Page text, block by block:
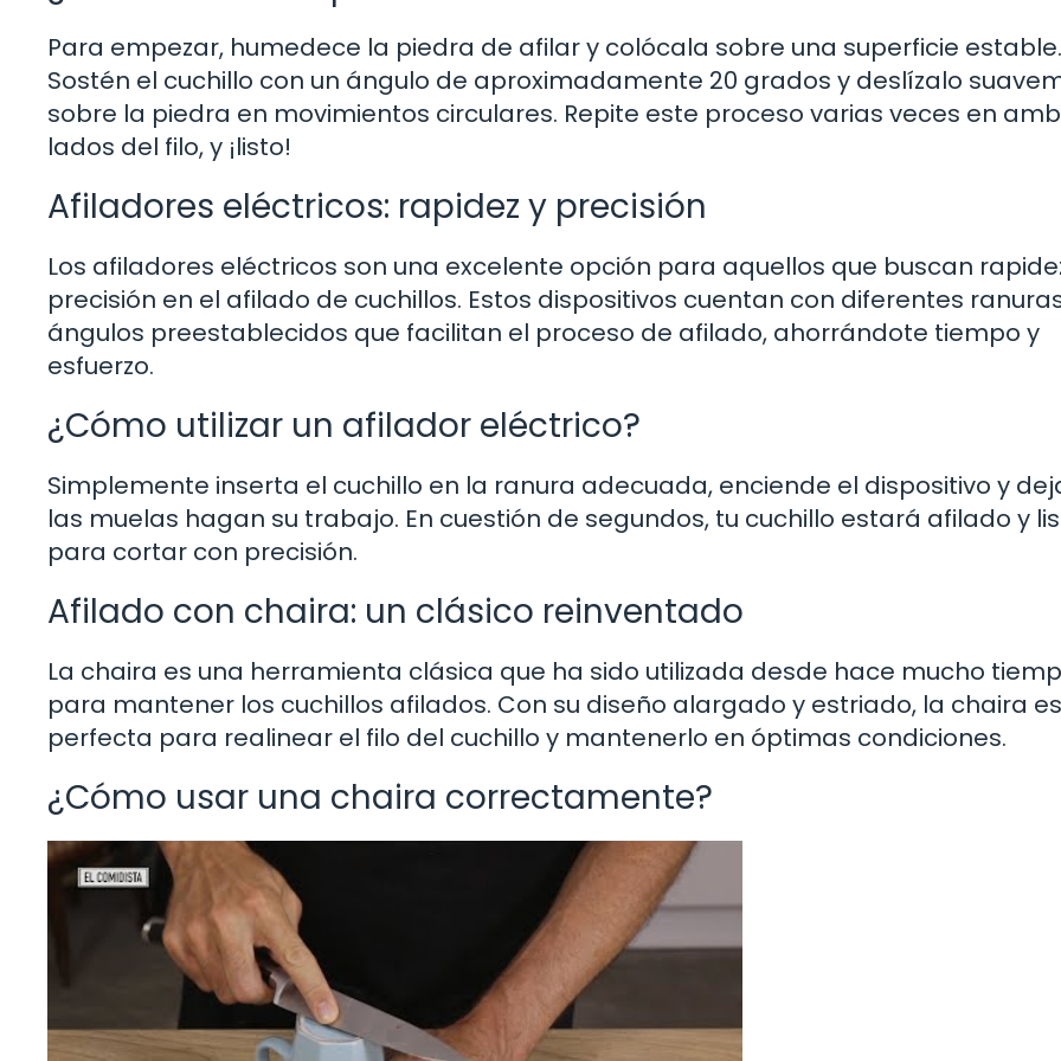
Para empezar, humedece la piedra de afilar y colócala sobre una superficie estable.
Sostén el cuchillo con un ángulo de aproximadamente 20 grados y deslízalo
sobre la piedra en movimientos circulares. Repite este proceso varias veces en
lados del filo, y ¡listo!
Afiladores eléctricos: rapidez y precisión
Los afiladores eléctricos son una excelente opción para aquellos que buscan
precisión en el afilado de cuchillos. Estos dispositivos cuentan con diferentes
ángulos preestablecidos que facilitan el proceso de afilado, ahorrándote tiempo y
esfuerzo.
¿Cómo utilizar un afilador eléctrico?
Simplemente inserta el cuchillo en la ranura adecuada, enciende el dispositivo y
las muelas hagan su trabajo. En cuestión de segundos, tu cuchillo estará afilado y
para cortar con precisión.
Afilado con chaira: un clásico reinventado
La chaira es una herramienta clásica que ha sido utilizada desde hace mucho
para mantener los cuchillos afilados. Con su diseño alargado y estriado, la chaira es
perfecta para realinear el filo del cuchillo y mantenerlo en óptimas condiciones.
¿Cómo usar una chaira correctamente?